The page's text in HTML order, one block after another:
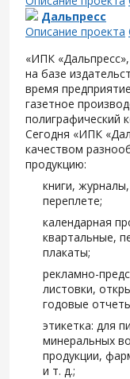
Дальпресс
Описание проекта
«ИПК
на базе
время
газетное
полиграфический
Сегодня «ИПК
качеством
продукцию:
книги,
переплете;
календарная
квартальные,
плакаты;
рекламно-
листовки,
годовые
этикетка: для
минеральных
продукции,
и т. д.;